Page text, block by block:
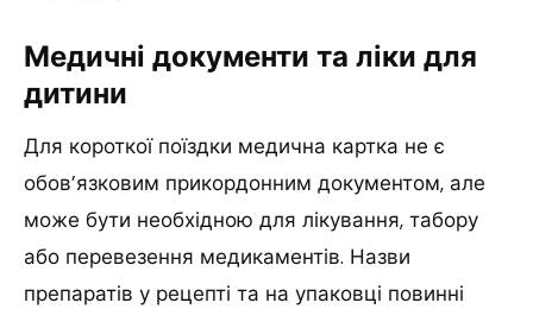
Медичні документи та ліки для
дитини
Для короткої поїздки медична картка не є
обов’язковим прикордонним документом, але
може бути необхідною для лікування, табору
або перевезення медикаментів. Назви
препаратів у рецепті та на упаковці повинні